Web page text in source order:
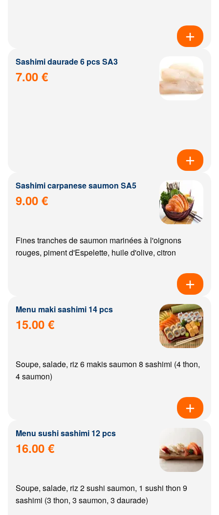
Sashimi daurade 6 pcs SA3
7.00 €
Sashimi carpanese saumon SA5
9.00 €
Fines tranches de saumon marinées à l'oignons
rouges, piment d'Espelette, huile d'olive, citron
Menu maki sashimi 14 pcs
15.00 €
Soupe, salade, riz 6 makis saumon 8 sashimi (4 thon,
4 saumon)
Menu sushi sashimi 12 pcs
16.00 €
Soupe, salade, riz 2 sushi saumon, 1 sushi thon 9
sashimi (3 thon, 3 saumon, 3 daurade)